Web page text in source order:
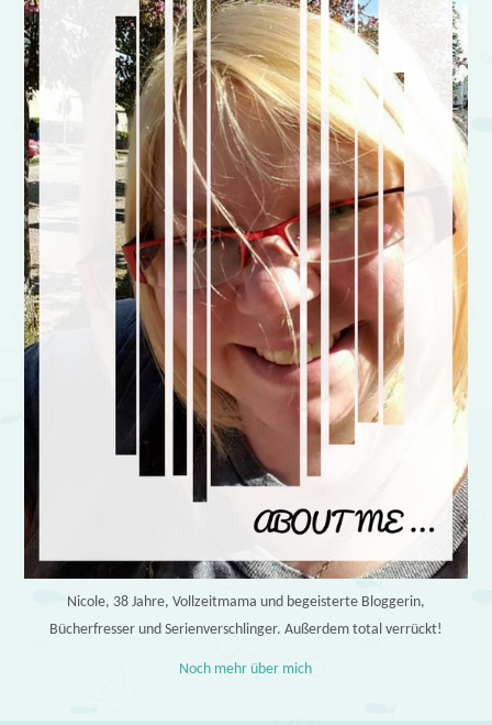
Nicole, 38 Jahre, Vollzeitmama und begeisterte Bloggerin,
Bücherfresser und Serienverschlinger. Außerdem total verrückt!
Noch mehr über mich